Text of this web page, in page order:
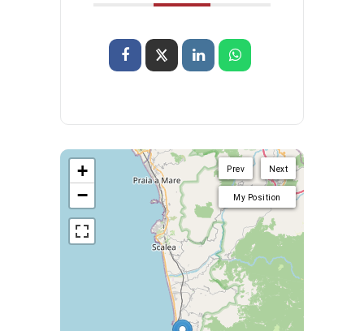
Next
Prev
My Position
+
−